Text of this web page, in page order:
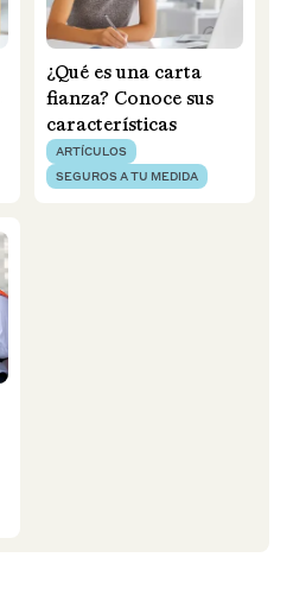
¿Qué es una carta
fianza? Conoce sus
características
ARTÍCULOS
SEGUROS A TU MEDIDA